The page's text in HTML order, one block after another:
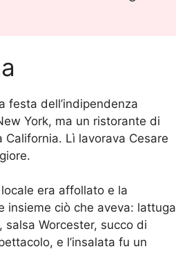
festa dell’indipendenza
York, ma un ristorante di
Lì lavorava Cesare
era affollato e la
insieme ciò che aveva: lattuga
salsa Worcester, succo di
e l’insalata fu un